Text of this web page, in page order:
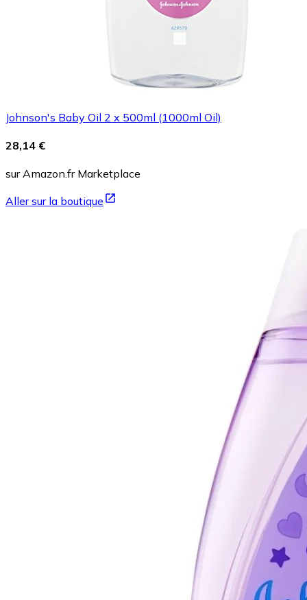
Johnson's Baby Oil 2 x 500ml (1000ml Oil)
28,14 €
sur Amazon.fr Marketplace
Aller sur la boutique